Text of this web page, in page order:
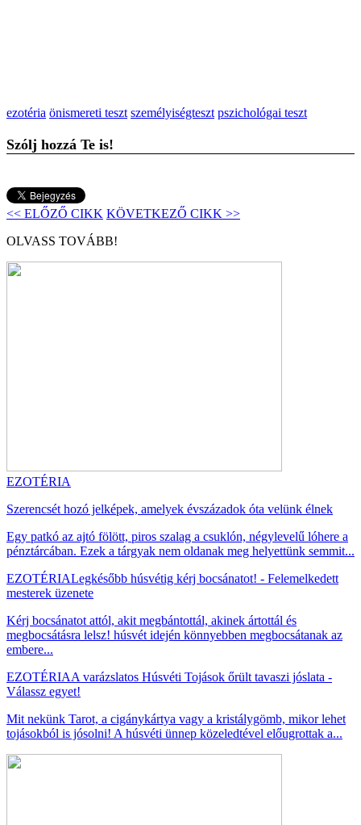
ezotéria önismereti teszt személyiségteszt pszichológai teszt
Szólj hozzá Te is!
<< ELŐZŐ CIKK KÖVETKEZŐ CIKK >>
OLVASS TOVÁBB!
EZOTÉRIA
Szerencsét hozó jelképek, amelyek évszázadok óta velünk élnek
Egy patkó az ajtó fölött, piros szalag a csuklón, négylevelű lóhere a
pénztárcában. Ezek a tárgyak nem oldanak meg helyettünk semmit...
EZOTÉRIALegkésőbb húsvétig kérj bocsánatot! - Felemelkedett
mesterek üzenete
Kérj bocsánatot attól, akit megbántottál, akinek ártottál és
megbocsátásra lelsz! húsvét idején könnyebben megbocsátanak az
embere...
EZOTÉRIAA varázslatos Húsvéti Tojások őrült tavaszi jóslata -
Válassz egyet!
Mit nekünk Tarot, a cigánykártya vagy a kristálygömb, mikor lehet
tojásokból is jósolni! A húsvéti ünnep közeledtével előugrottak a...